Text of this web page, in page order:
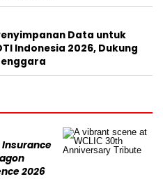
Data untuk
Indonesia 2026, Dukung
Insurance
2026